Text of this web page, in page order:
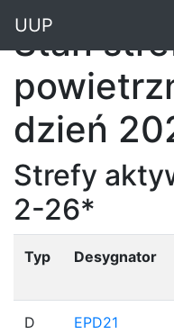
UUP
Stan
dzień
Strefy
2-26*
Typ Desygnator
D EPD21